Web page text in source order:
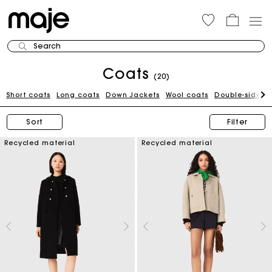
Search
Coats (20)
Short coats Long coats Down Jackets Wool coats Double-sided
Sort Filter
Recycled material Recycled material